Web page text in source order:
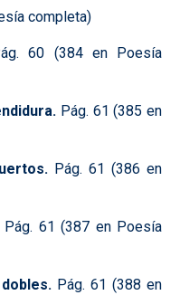
completa)
60 (384 en Poesía
Pág. 61 (385 en
Pág. 61 (386 en
Pág. 61 (387 en Poesía
Pág. 61 (388 en